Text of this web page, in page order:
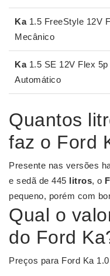
Ka1.5 FreeStyle 12V
Mecânico
Ka1.5 SE 12V Flex 5p
Automático
Quantos
faz o Ford
Presente nas versões
e sedã de 445 litros, o
pequeno, porém com
Qual o
do Ford
Preços para Ford Ka